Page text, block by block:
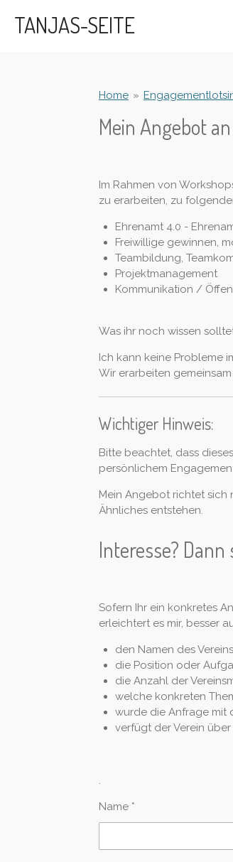
Hauptinhalt
TANJAS-SEITE
Home »
Mein Angebot
Im Rahmen von
zu erarbeiten, zu
Ehrenamt 4.0 -
Freiwillige gewinnen,
Teambildung,
Projektmanagement
Kommunikation /
Was ihr noch wissen
Ich kann keine Probleme
Wir erarbeiten
Wichtiger Hinweis:
Bitte beachtet, dass
persönlichem
Mein Angebot richtet sich
Ähnliches entstehen.
Interesse?
Sofern Ihr ein konkretes
erleichtert es mir, besser
den Namen des Vereins
die Position oder
die Anzahl der
welche konkreten
wurde die Anfrage mit
verfügt der Verein
.
Name *